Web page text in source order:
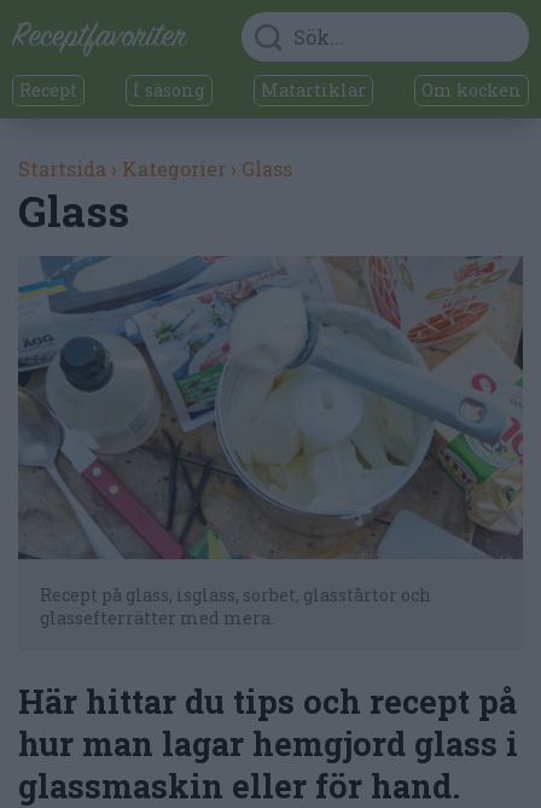
Recept I säsong Matartiklar Om kocken
Startsida › Kategorier › Glass
Glass
Recept på glass, isglass, sorbet, glasstårtor och
glassefterrätter med mera.
Här hittar du tips och recept på
hur man lagar hemgjord glass i
glassmaskin eller för hand.